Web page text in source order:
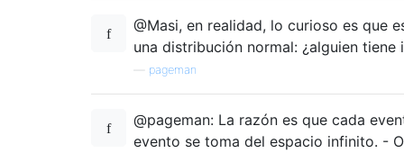
@Masi, en realidad, lo curioso es que
una distribución normal: ¿alguien tiene
pageman
@pageman: La razón es que cada
evento se toma del espacio infinito. -